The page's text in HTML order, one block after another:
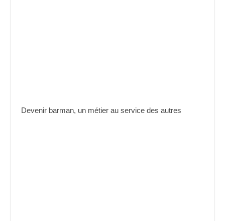
Devenir barman, un métier au service des autres